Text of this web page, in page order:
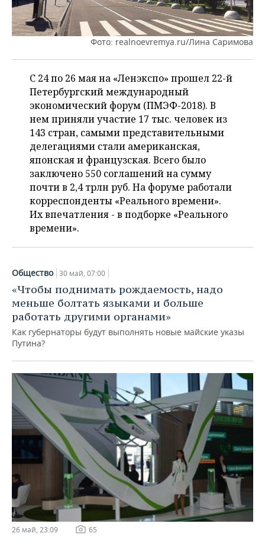
ХОККЕЙ С МЯЧОМ
ПРОИСШЕСТВИЯ
Фото: realnoevremya.ru/Лина Саримова
С 24 по 26 мая на «Ленэкспо» прошел 22-й
Петербургский международный
экономический форум (ПМЭФ-2018). В
нем приняли участие 17 тыс. человек из
143 стран, самыми представительными
делегациями стали американская,
японская и французская. Всего было
заключено 550 соглашений на сумму
почти в 2,4 трлн руб. На форуме работали
корреспонденты «Реального времени».
Их впечатления - в подборке «Реального
времени».
Общество 30 май, 07:00
«Чтобы поднимать рождаемость, надо
меньше болтать языками и больше
работать другими органами»
Как губернаторы будут выполнять новые майские указы
Путина?
26 май, 23:09 65